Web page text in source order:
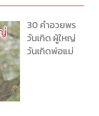
30 คําอวยพร
วันเกิด ผู้ใหญ่
วันเกิดพ่อแม่